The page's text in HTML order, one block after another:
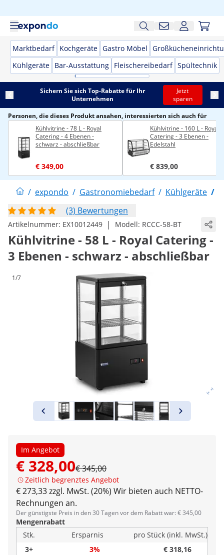
Marktbedarf Kochgeräte Gastro Möbel
Kühlgeräte Bar-Ausstattung Fleischereibedarf Spültechnik
Sichern Sie sich Top-Rabatte für Ihr
Unternehmen
Jetzt
sparen
Personen, die dieses Produkt ansahen, interessierten sich auch für
Kühlvitrine - 78 L - Royal
Catering - 4 Ebenen -
schwarz - abschließbar
€ 349,00
Kühlvitrine - 160 L - Royal
Catering - 3 Ebenen -
Edelstahl
€ 839,00
/ expondo / Gastronomiebedarf / Kühlgeräte /
(3) Bewertungen
Artikelnummer: EX10012449 | Modell: RCCC-58-BT
Kühlvitrine - 58 L - Royal Catering -
3 Ebenen - schwarz - abschließbar
1/7
Im Angebot
€ 328,00€ 345,00
Zeitlich begrenztes Angebot
€ 273,33 zzgl. MwSt. (20%) Wir bieten auch NETTO-
Rechnungen an.
Der günstigste Preis in den 30 Tagen vor dem Rabatt war: € 345,00
Mengenrabatt
Stk.
Ersparnis
pro Stück (inkl. MwSt.)
3+
3%
€ 318,16